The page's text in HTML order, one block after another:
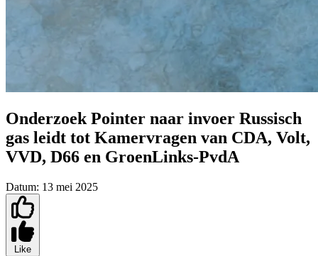
Onderzoek Pointer naar invoer Russisch
gas leidt tot Kamervragen van CDA, Volt,
VVD, D66 en GroenLinks-PvdA
Datum: 13 mei 2025
Like